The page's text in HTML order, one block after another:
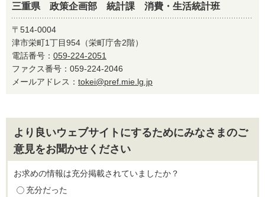
三重県 政策企画部 統計課 消費・生活統計班
〒514-0004
津市栄町1丁目954（栄町庁舎2階）
電話番号： 059-224-2051
ファクス番号：059-224-2046
メールアドレス： tokei@pref.mie.lg.jp
より良いウェブサイトにするためにみなさまのご
意見をお聞かせください
お求めの情報は充分掲載されていましたか？
充分だった